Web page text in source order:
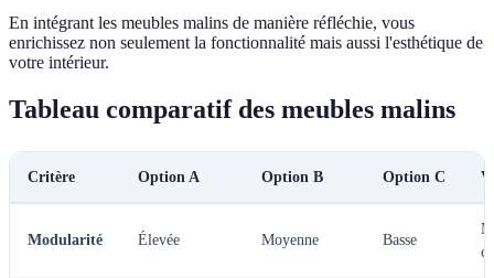
En intégrant les meubles malins de manière réfléchie, vous
enrichissez non seulement la fonctionnalité mais aussi l'esthétique de
votre intérieur.
Tableau comparatif des meubles malins
Critère Option A Option B Option C
Modularité Élevée Moyenne Basse